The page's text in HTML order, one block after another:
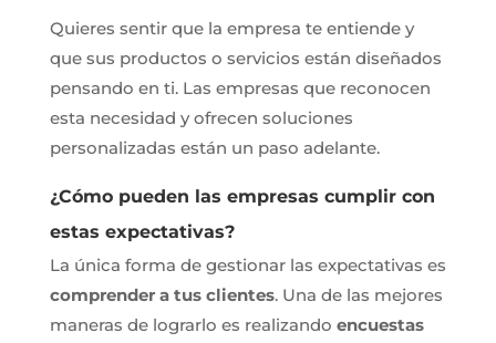
Quieres sentir que la empresa te entiende y
que sus productos o servicios están diseñados
pensando en ti. Las empresas que reconocen
esta necesidad y ofrecen soluciones
personalizadas están un paso adelante.
¿Cómo pueden las empresas cumplir con
estas expectativas?
La única forma de gestionar las expectativas es
comprender a tus clientes. Una de las mejores
maneras de lograrlo es realizando encuestas